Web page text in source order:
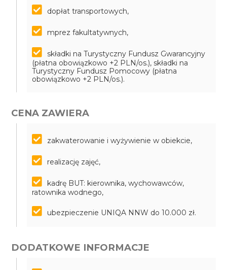
dopłat transportowych,
mprez fakultatywnych,
składki na Turystyczny Fundusz Gwarancyjny
(płatna obowiązkowo +2 PLN/os.), składki na
Turystyczny Fundusz Pomocowy (płatna
obowiązkowo +2 PLN/os.).
CENA ZAWIERA
zakwaterowanie i wyżywienie w obiekcie,
realizację zajęć,
kadrę BUT: kierownika, wychowawców,
ratownika wodnego,
ubezpieczenie UNIQA NNW do 10.000 zł.
DODATKOWE INFORMACJE